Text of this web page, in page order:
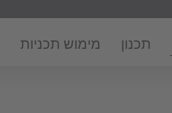
תכנון מימוש תכניות